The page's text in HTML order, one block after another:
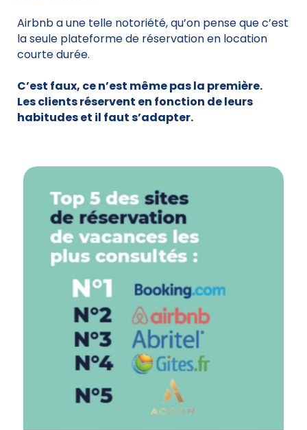
Airbnb a une telle notoriété, qu’on pense que c’est
la seule plateforme de réservation en location
courte durée.
C’est faux, ce n’est même pas la première.
Les clients réservent en fonction de leurs
habitudes et il faut s’adapter.